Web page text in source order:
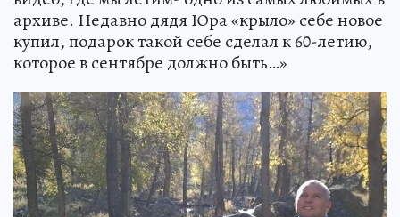
архиве. Недавно дядя Юра «крыло» себе новое
купил, подарок такой себе сделал к 60-летию,
которое в сентябре должно быть…»